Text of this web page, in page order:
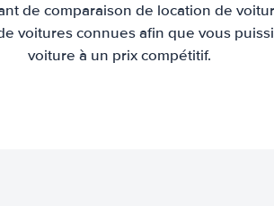
de comparaison de location de
voitures connues afin que vous
voiture à un prix compétitif.